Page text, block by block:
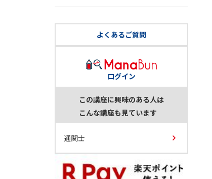
よくあるご質問
ログイン
この講座に興味のある人は
こんな講座も見ています
通関士